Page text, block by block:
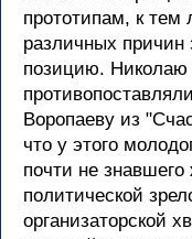
прототипам, к
различных
позицию. Николаю
Воропаеву из
что у этого
почти не
политической
организаторской